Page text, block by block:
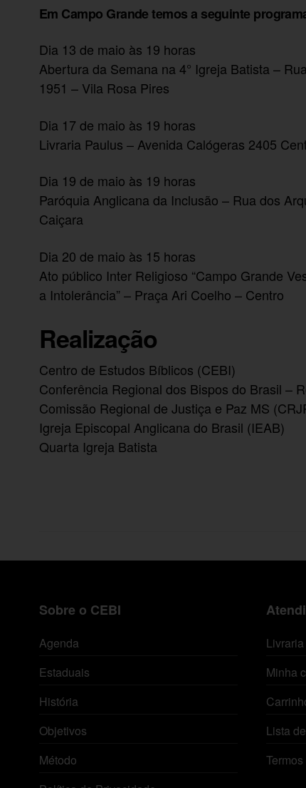
Em Campo Grande temos a seguinte
Dia 13 de maio às 19 horas
Abertura da Semana na 4° Igreja Batista –
1951 – Vila Rosa Pires
Dia 17 de maio às 19 horas
Livraria Paulus – Avenida Calógeras 2405
Dia 19 de maio às 19 horas
Paróquia Anglicana da Inclusão – Rua dos
Caiçara
Dia 20 de maio às 15 horas
Ato público Inter Religioso “Campo Grande
a Intolerância” – Praça Ari Coelho – Centro
Realização
Centro de Estudos Bíblicos (CEBI)
Conferência Regional dos Bispos do Brasil –
Comissão Regional de Justiça e Paz MS
Igreja Episcopal Anglicana do Brasil (IEAB)
Quarta Igreja Batista
Sobre o CEBI
Agenda
Estaduais
História
Objetivos
Método
Livraria
Minha
Lista